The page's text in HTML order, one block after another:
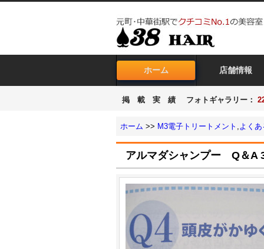
ホーム 店舗情報
掲 載 実 績 フォトギャラリー ：
ホーム >> M3電子トリートメント よく
アルマダシャンプー Q＆A